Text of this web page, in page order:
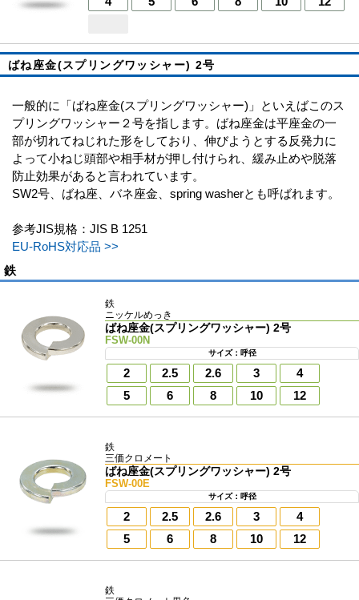
ばね座金(スプリングワッシャー) 2号
一般的に「ばね座金(スプリングワッシャー)」といえばこのス
プリングワッシャー２号を指します。ばね座金は平座金の一
部が切れてねじれた形をしており、伸びようとする反発力に
よって小ねじ頭部や相手材が押し付けられ、緩み止めや脱落
防止効果があると言われています。
SW2号、ばね座、バネ座金、spring washerとも呼ばれます。
参考JIS規格：JIS B 1251
EU-RoHS対応品 >>
鉄
鉄
ニッケルめっき
ばね座金(スプリングワッシャー) 2号
FSW-00N
サイズ：呼径
2 2.5 2.6 3
4
5
6 8 10 12
鉄
三価クロメート
ばね座金(スプリングワッシャー) 2号
FSW-00E
サイズ：呼径
2 2.5 2.6 3
4
5
6 8 10 12
鉄